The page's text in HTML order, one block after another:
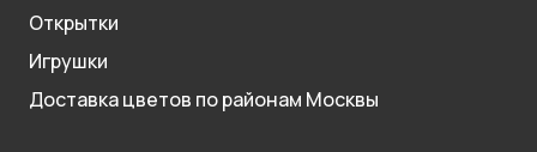
Открытки
Игрушки
Доставка цветов по районам Москвы